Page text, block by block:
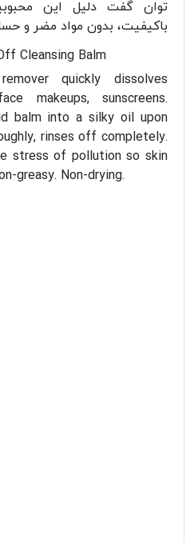
توان گفت دلیل این
باکیفیت، بدون مواد مضر و
Cleansing Balm
quickly dissolves
makeups, sunscreens.
balm into a silky oil upon
rinses off completely.
stress of pollution so skin
greasy. Non-drying.